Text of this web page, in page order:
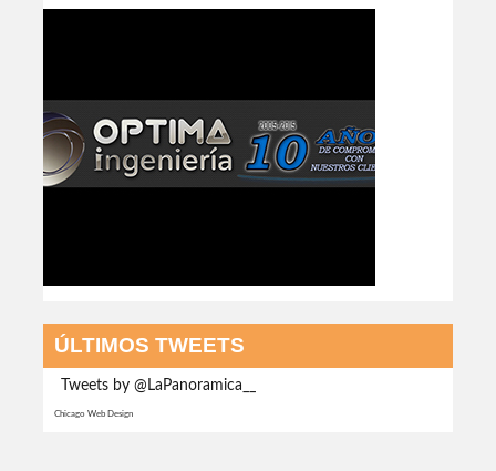
ÚLTIMOS TWEETS
Tweets by @LaPanoramica__
Chicago Web Design